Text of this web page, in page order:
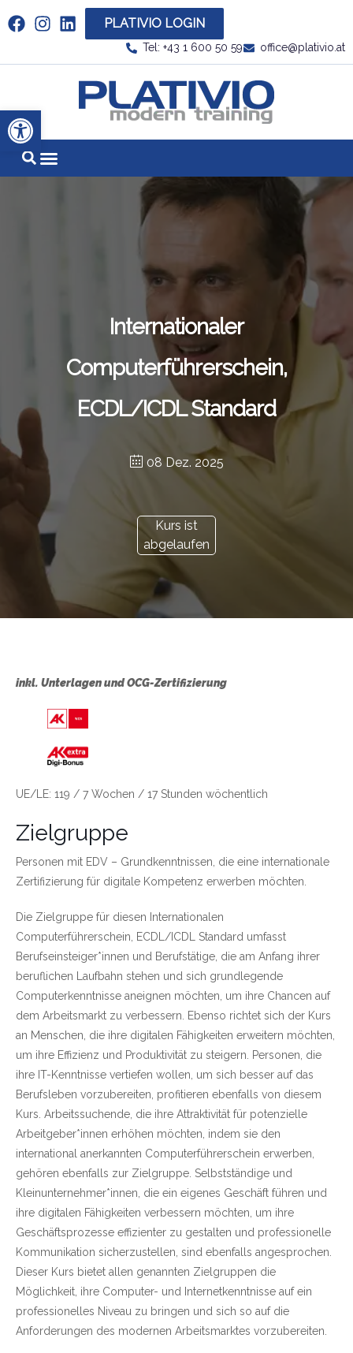
Werkzeugleiste öffnen
Link zu https://www.linkedin.com/company/
PLATIVIO LOGIN
Tel: +43 1 600 50 59 office@plativio.at
Link zu
Internationaler
Computerführerschein,
ECDL/ICDL Standard
08 Dez. 2025
Kurs ist
abgelaufen
inkl. Unterlagen und OCG-Zertifizierung
UE/LE: 119 / 7 Wochen / 17 Stunden wöchentlich
Zielgruppe
Personen mit EDV – Grundkenntnissen, die eine internationale
Zertifizierung für digitale Kompetenz erwerben möchten.
Die Zielgruppe für diesen Internationalen
Computerführerschein, ECDL/ICDL Standard umfasst
Berufseinsteiger*innen und Berufstätige, die am Anfang ihrer
beruflichen Laufbahn stehen und sich grundlegende
Computerkenntnisse aneignen möchten, um ihre Chancen auf
dem Arbeitsmarkt zu verbessern. Ebenso richtet sich der Kurs
an Menschen, die ihre digitalen Fähigkeiten erweitern möchten,
um ihre Effizienz und Produktivität zu steigern. Personen, die
ihre IT-Kenntnisse vertiefen wollen, um sich besser auf das
Berufsleben vorzubereiten, profitieren ebenfalls von diesem
Kurs. Arbeitssuchende, die ihre Attraktivität für potenzielle
Arbeitgeber*innen erhöhen möchten, indem sie den
international anerkannten Computerführerschein erwerben,
gehören ebenfalls zur Zielgruppe. Selbstständige und
Kleinunternehmer*innen, die ein eigenes Geschäft führen und
ihre digitalen Fähigkeiten verbessern möchten, um ihre
Geschäftsprozesse effizienter zu gestalten und professionelle
Kommunikation sicherzustellen, sind ebenfalls angesprochen.
Dieser Kurs bietet allen genannten Zielgruppen die
Möglichkeit, ihre Computer- und Internetkenntnisse auf ein
professionelles Niveau zu bringen und sich so auf die
Anforderungen des modernen Arbeitsmarktes vorzubereiten.